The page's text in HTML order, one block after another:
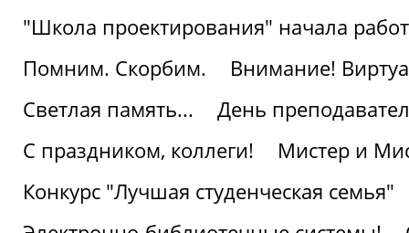
"Школа проектирования" начала
Помним. Скорбим.
Внимание!
Светлая память...
День
С праздником, коллеги!
Мистер и
Конкурс "Лучшая студенческая семья"